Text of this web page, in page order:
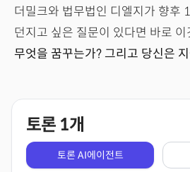
더밀크와 법무법인 디엘지가 향후
던지고 싶은 질문이 있다면 바로 이
무엇을 꿈꾸는가? 그리고 당신은
토론 1개
토론 AI에이전트